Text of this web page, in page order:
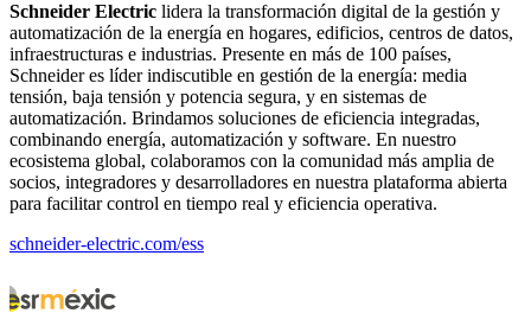
Schneider Electric lidera la transformación digital de la gestión y
automatización de la energía en hogares, edificios, centros de datos,
infraestructuras e industrias. Presente en más de 100 países,
Schneider es líder indiscutible en gestión de la energía: media
tensión, baja tensión y potencia segura, y en sistemas de
automatización. Brindamos soluciones de eficiencia integradas,
combinando energía, automatización y software. En nuestro
ecosistema global, colaboramos con la comunidad más amplia de
socios, integradores y desarrolladores en nuestra plataforma abierta
para facilitar control en tiempo real y eficiencia operativa.
schneider-electric.com/ess